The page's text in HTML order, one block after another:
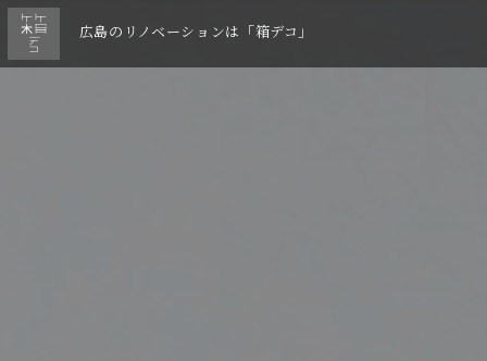
広島のリノベーションは「箱デコ」